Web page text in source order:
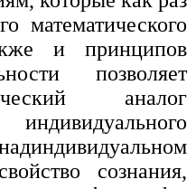
математического
и принципов
позволяет
аналог
сознания,